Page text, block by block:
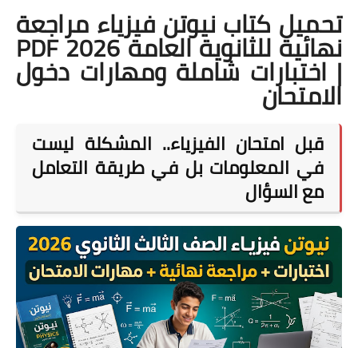
صحة
تحميل كتاب نيوتن فيزياء مراجعة
نهائية للثانوية العامة 2026 PDF
| اختبارات شاملة ومهارات دخول
الامتحان
قبل امتحان الفيزياء.. المشكلة ليست
في المعلومات بل في طريقة التعامل
مع السؤال